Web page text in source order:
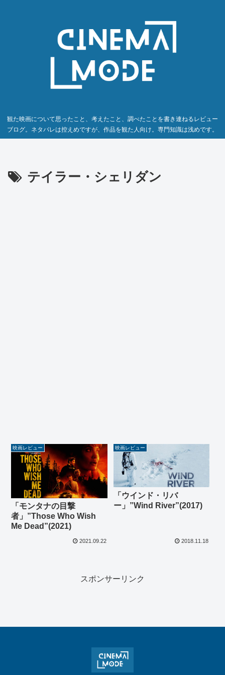
観た映画について思ったこと、考えたこと、調べたことを書き連ねるレビュー
ブログ。ネタバレは控えめですが、作品を観た人向け。専門知識は浅めです。
テイラー・シェリダン
映画レビュー
「モンタナの目撃
者」”Those Who Wish
Me Dead”(2021)
2021.09.22
映画レビュー
「ウインド・リバ
ー」”Wind River”(2017)
2018.11.18
スポンサーリンク